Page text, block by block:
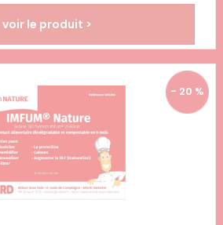
voir le produit >
- 20 %